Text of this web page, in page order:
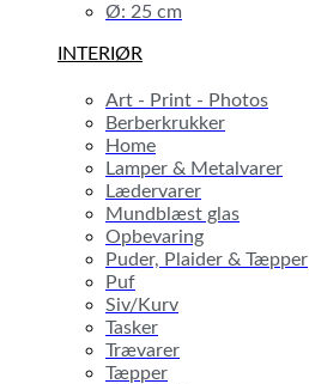
Ø: 25 cm
INTERIØR
Art - Print - Photos
Berberkrukker
Home
Lamper & Metalvarer
Lædervarer
Mundblæst glas
Opbevaring
Puder, Plaider & Tæpper
Puf
Siv/Kurv
Tasker
Trævarer
Tæpper